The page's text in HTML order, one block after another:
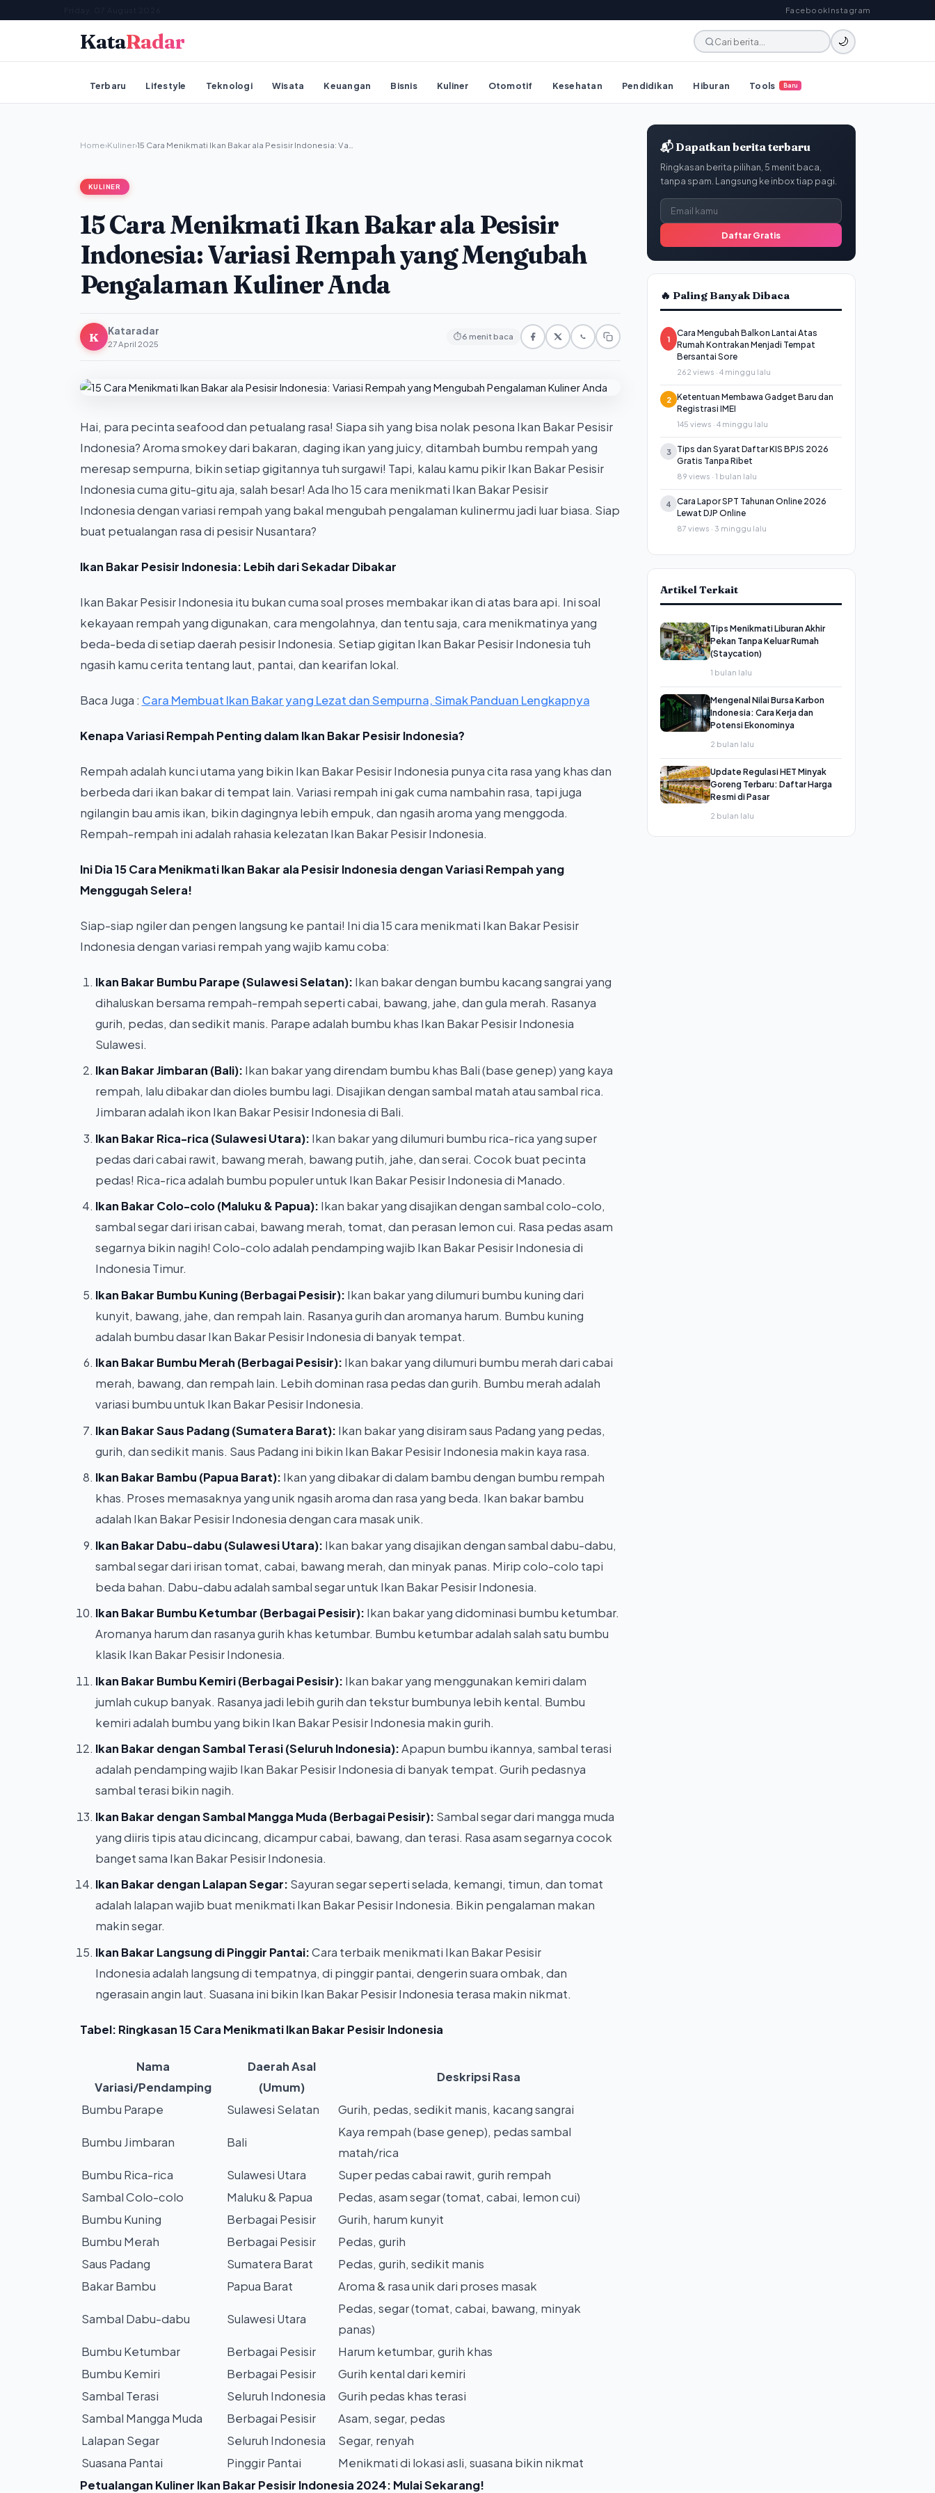
FacebookInstagram
KataRadar 🌙
Terbaru Lifestyle Teknologi Wisata Keuangan Bisnis Kuliner Otomotif Kesehatan Pendidikan Hiburan Tools Baru
Home›Kuliner›15 Cara Menikmati Ikan Bakar ala Pesisir Indonesia: Va…
KULINER
15 Cara Menikmati Ikan Bakar ala Pesisir
Indonesia: Variasi Rempah yang Mengubah
Pengalaman Kuliner Anda
K Kataradar
27 April 2025
⏱6 menit baca
Hai, para pecinta seafood dan petualang rasa! Siapa sih yang bisa nolak pesona Ikan Bakar Pesisir
Indonesia? Aroma smokey dari bakaran, daging ikan yang juicy, ditambah bumbu rempah yang
meresap sempurna, bikin setiap gigitannya tuh surgawi! Tapi, kalau kamu pikir Ikan Bakar Pesisir
Indonesia cuma gitu-gitu aja, salah besar! Ada lho 15 cara menikmati Ikan Bakar Pesisir
Indonesia dengan variasi rempah yang bakal mengubah pengalaman kulinermu jadi luar biasa. Siap
buat petualangan rasa di pesisir Nusantara?
Ikan Bakar Pesisir Indonesia: Lebih dari Sekadar Dibakar
Ikan Bakar Pesisir Indonesia itu bukan cuma soal proses membakar ikan di atas bara api. Ini soal
kekayaan rempah yang digunakan, cara mengolahnya, dan tentu saja, cara menikmatinya yang
beda-beda di setiap daerah pesisir Indonesia. Setiap gigitan Ikan Bakar Pesisir Indonesia tuh
ngasih kamu cerita tentang laut, pantai, dan kearifan lokal.
Baca Juga : Cara Membuat Ikan Bakar yang Lezat dan Sempurna, Simak Panduan Lengkapnya
Kenapa Variasi Rempah Penting dalam Ikan Bakar Pesisir Indonesia?
Rempah adalah kunci utama yang bikin Ikan Bakar Pesisir Indonesia punya cita rasa yang khas dan
berbeda dari ikan bakar di tempat lain. Variasi rempah ini gak cuma nambahin rasa, tapi juga
ngilangin bau amis ikan, bikin dagingnya lebih empuk, dan ngasih aroma yang menggoda.
Rempah-rempah ini adalah rahasia kelezatan Ikan Bakar Pesisir Indonesia.
Ini Dia 15 Cara Menikmati Ikan Bakar ala Pesisir Indonesia dengan Variasi Rempah yang
Menggugah Selera!
Siap-siap ngiler dan pengen langsung ke pantai! Ini dia 15 cara menikmati Ikan Bakar Pesisir
Indonesia dengan variasi rempah yang wajib kamu coba:
Ikan Bakar Bumbu Parape (Sulawesi Selatan): Ikan bakar dengan bumbu kacang sangrai yang
dihaluskan bersama rempah-rempah seperti cabai, bawang, jahe, dan gula merah. Rasanya
gurih, pedas, dan sedikit manis. Parape adalah bumbu khas Ikan Bakar Pesisir Indonesia
Sulawesi.
Ikan Bakar Jimbaran (Bali): Ikan bakar yang direndam bumbu khas Bali (base genep) yang kaya
rempah, lalu dibakar dan dioles bumbu lagi. Disajikan dengan sambal matah atau sambal rica.
Jimbaran adalah ikon Ikan Bakar Pesisir Indonesia di Bali.
Ikan Bakar Rica-rica (Sulawesi Utara): Ikan bakar yang dilumuri bumbu rica-rica yang super
pedas dari cabai rawit, bawang merah, bawang putih, jahe, dan serai. Cocok buat pecinta
pedas! Rica-rica adalah bumbu populer untuk Ikan Bakar Pesisir Indonesia di Manado.
Ikan Bakar Colo-colo (Maluku & Papua): Ikan bakar yang disajikan dengan sambal colo-colo,
sambal segar dari irisan cabai, bawang merah, tomat, dan perasan lemon cui. Rasa pedas asam
segarnya bikin nagih! Colo-colo adalah pendamping wajib Ikan Bakar Pesisir Indonesia di
Indonesia Timur.
Ikan Bakar Bumbu Kuning (Berbagai Pesisir): Ikan bakar yang dilumuri bumbu kuning dari
kunyit, bawang, jahe, dan rempah lain. Rasanya gurih dan aromanya harum. Bumbu kuning
adalah bumbu dasar Ikan Bakar Pesisir Indonesia di banyak tempat.
Ikan Bakar Bumbu Merah (Berbagai Pesisir): Ikan bakar yang dilumuri bumbu merah dari cabai
merah, bawang, dan rempah lain. Lebih dominan rasa pedas dan gurih. Bumbu merah adalah
variasi bumbu untuk Ikan Bakar Pesisir Indonesia.
Ikan Bakar Saus Padang (Sumatera Barat): Ikan bakar yang disiram saus Padang yang pedas,
gurih, dan sedikit manis. Saus Padang ini bikin Ikan Bakar Pesisir Indonesia makin kaya rasa.
Ikan Bakar Bambu (Papua Barat): Ikan yang dibakar di dalam bambu dengan bumbu rempah
khas. Proses memasaknya yang unik ngasih aroma dan rasa yang beda. Ikan bakar bambu
adalah Ikan Bakar Pesisir Indonesia dengan cara masak unik.
Ikan Bakar Dabu-dabu (Sulawesi Utara): Ikan bakar yang disajikan dengan sambal dabu-dabu,
sambal segar dari irisan tomat, cabai, bawang merah, dan minyak panas. Mirip colo-colo tapi
beda bahan. Dabu-dabu adalah sambal segar untuk Ikan Bakar Pesisir Indonesia.
Ikan Bakar Bumbu Ketumbar (Berbagai Pesisir): Ikan bakar yang didominasi bumbu ketumbar.
Aromanya harum dan rasanya gurih khas ketumbar. Bumbu ketumbar adalah salah satu bumbu
klasik Ikan Bakar Pesisir Indonesia.
Ikan Bakar Bumbu Kemiri (Berbagai Pesisir): Ikan bakar yang menggunakan kemiri dalam
jumlah cukup banyak. Rasanya jadi lebih gurih dan tekstur bumbunya lebih kental. Bumbu
kemiri adalah bumbu yang bikin Ikan Bakar Pesisir Indonesia makin gurih.
Ikan Bakar dengan Sambal Terasi (Seluruh Indonesia):Apapun bumbu ikannya, sambal terasi
adalah pendamping wajib Ikan Bakar Pesisir Indonesia di banyak tempat. Gurih pedasnya
sambal terasi bikin nagih.
Ikan Bakar dengan Sambal Mangga Muda (Berbagai Pesisir): Sambal segar dari mangga muda
yang diiris tipis atau dicincang, dicampur cabai, bawang, dan terasi. Rasa asam segarnya cocok
banget sama Ikan Bakar Pesisir Indonesia.
Ikan Bakar dengan Lalapan Segar: Sayuran segar seperti selada, kemangi, timun, dan tomat
adalah lalapan wajib buat menikmati Ikan Bakar Pesisir Indonesia. Bikin pengalaman makan
makin segar.
Ikan Bakar Langsung di Pinggir Pantai:Cara terbaik menikmati Ikan Bakar Pesisir
Indonesia adalah langsung di tempatnya, di pinggir pantai, dengerin suara ombak, dan
ngerasain angin laut. Suasana ini bikin Ikan Bakar Pesisir Indonesia terasa makin nikmat.
Tabel: Ringkasan 15 Cara Menikmati Ikan Bakar Pesisir Indonesia
Nama
Variasi/Pendamping
Daerah Asal
(Umum)
Deskripsi Rasa
Bumbu Parape Sulawesi Selatan Gurih, pedas, sedikit manis, kacang sangrai
Bumbu Jimbaran Bali
Kaya rempah (base genep), pedas sambal
matah/rica
Bumbu Rica-rica
Sulawesi Utara
Super pedas cabai rawit, gurih rempah
Sambal Colo-colo
Maluku & Papua
Pedas, asam segar (tomat, cabai, lemon cui)
Bumbu Kuning
Berbagai Pesisir
Gurih, harum kunyit
Bumbu Merah
Berbagai Pesisir
Pedas, gurih
Saus Padang
Sumatera Barat
Pedas, gurih, sedikit manis
Bakar Bambu
Papua Barat Aroma & rasa unik dari proses masak
Sambal Dabu-dabu Sulawesi Utara
Pedas, segar (tomat, cabai, bawang, minyak
panas)
Bumbu Ketumbar
Berbagai Pesisir
Harum ketumbar, gurih khas
Bumbu Kemiri
Berbagai Pesisir
Gurih kental dari kemiri
Sambal Terasi
Seluruh Indonesia
Gurih pedas khas terasi
Sambal Mangga Muda
Berbagai Pesisir
Asam, segar, pedas
Lalapan Segar
Seluruh Indonesia
Segar, renyah
Suasana Pantai
Pinggir Pantai
Menikmati di lokasi asli, suasana bikin nikmat
Petualangan Kuliner Ikan Bakar Pesisir Indonesia 2024: Mulai Sekarang!
📬 Dapatkan berita terbaru
Ringkasan berita pilihan, 5 menit baca,
tanpa spam. Langsung ke inbox tiap pagi.
Daftar Gratis
🔥 Paling Banyak Dibaca
1
Cara Mengubah Balkon Lantai Atas
Rumah Kontrakan Menjadi Tempat
Bersantai Sore
262 views · 4 minggu lalu
2
Ketentuan Membawa Gadget Baru dan
Registrasi IMEI
145 views · 4 minggu lalu
3
Tips dan Syarat Daftar KIS BPJS 2026
Gratis Tanpa Ribet
89 views · 1 bulan lalu
4
Cara Lapor SPT Tahunan Online 2026
Lewat DJP Online
87 views · 3 minggu lalu
Artikel Terkait
Tips Menikmati Liburan Akhir
Pekan Tanpa Keluar Rumah
(Staycation)
1 bulan lalu
Mengenal Nilai Bursa Karbon
Indonesia: Cara Kerja dan
Potensi Ekonominya
2 bulan lalu
Update Regulasi HET Minyak
Goreng Terbaru: Daftar Harga
Resmi di Pasar
2 bulan lalu